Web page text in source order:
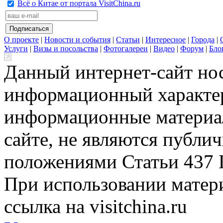
Всё о Китае от портала VisitChina.ru
О проекте | Новости и события | Статьи | Интересное | Города |
Услуги | Визы и посольства | Фотогалереи | Видео | Форум |
Данный интернет-сайт
информационный
информационные
сайте, не являются
положениями Статьи 437
При использовании
ссылка на visitchina.ru